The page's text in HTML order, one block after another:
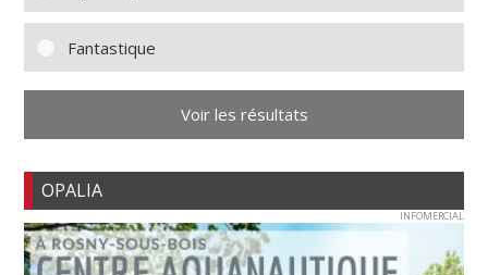
Fantastique
Voir les résultats
OPALIA
INFOMERCIAL